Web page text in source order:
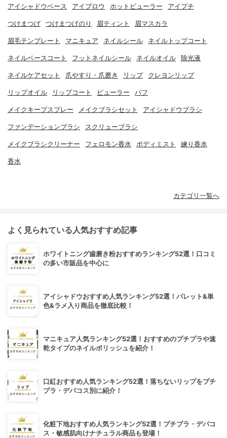
アイシャドウベース アイブロウ ホットビューラー アイプチ
つけまつげ つけまつげのり 眉ティント 眉マスカラ
眉毛テンプレート マニキュア ネイルシール ネイルトップコート
ネイルベースコート フットネイルシール ネイルオイル 除光液
ネイルケアセット 爪やすり・爪磨き リップ クレヨンリップ
リップオイル リップコート ビューラー パフ
メイクキープスプレー メイクブラシセット アイシャドウブラシ
ファンデーションブラシ スクリューブラシ
メイクブラシクリーナー フェロモン香水 ボディミスト 練り香水
香水
カテゴリ一覧へ
よく見られている人気おすすめ記事
ホワイトニング歯磨き粉おすすめランキング52選！口コミ
の多い市販品を中心に
アイシャドウおすすめ人気ランキング52選！パレット&単
色&ラメ入り商品を徹底比較！
マニキュア人気ランキング52選！おすすめのプチプラや速
乾タイプのネイルポリッシュを紹介！
口紅おすすめ人気ランキング52選！落ちないリップをプチ
プラ・デパコス別に紹介！
化粧下地おすすめ人気ランキング52選！プチプラ・デパコ
ス・敏感肌向けナチュラル商品も登場！